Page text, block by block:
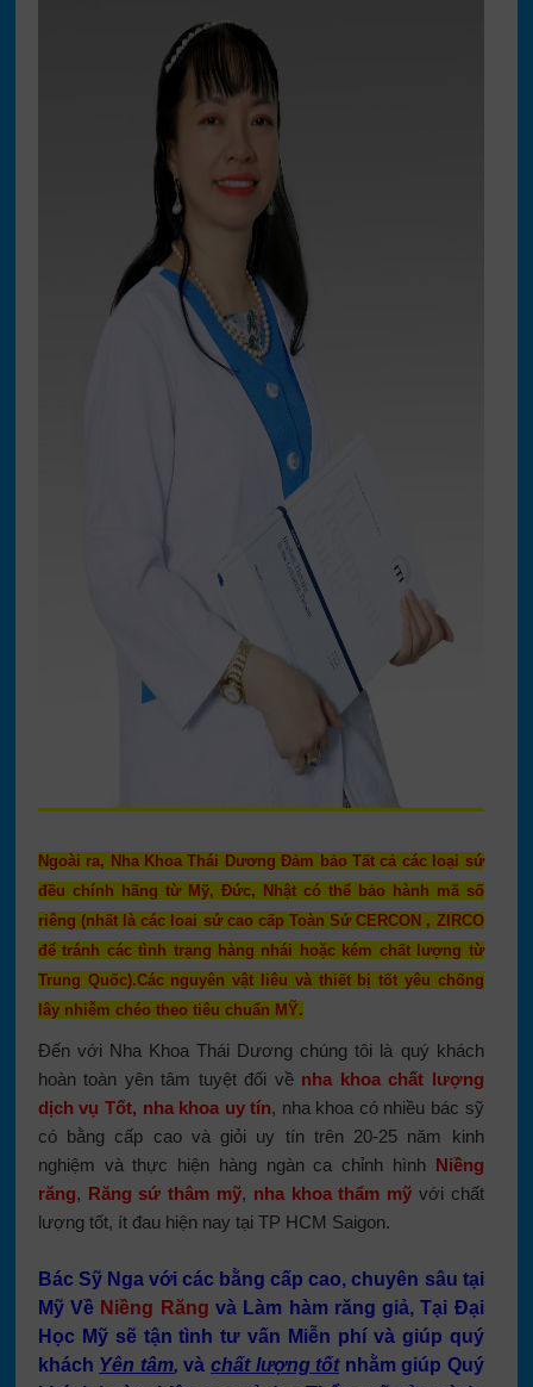
Ngoài ra, Nha Khoa Thái Dương Đảm bảo Tất cả các loại sứ
đều chính hãng từ Mỹ, Đức, Nhật có thể bảo hành mã số
riêng (nhất là các loai sứ cao cấp Toàn Sứ CERCON , ZIRCO
để tránh các tình trạng hàng nhái hoặc kém chất lượng từ
Trung Quốc).Các nguyên vật liêu và thiết bị tốt yêu chống
lây nhiễm chéo theo tiêu chuẩn MỸ.
Đến với Nha Khoa Thái Dương chúng tôi là quý khách
hoàn toàn yên tâm tuyệt đối về nha khoa chất lượng
dịch vụ Tốt, nha khoa uy tín, nha khoa có nhiều bác sỹ
có bằng cấp cao và giỏi uy tín trên 20-25 năm kinh
nghiệm và thực hiện hàng ngàn ca chỉnh hình Niềng
răng, Răng sứ thâm mỹ, nha khoa thẩm mỹ với chất
lượng tốt, ít đau hiện nay tại TP HCM Saigon.
Bác Sỹ Nga với các bằng cấp cao, chuyên sâu tại
Mỹ Về Niềng Răng và Làm hàm răng giả, Tại Đại
Học Mỹ sẽ tận tình tư vấn Miễn phí và giúp quý
khách Yên tâm, và chất lượng tốtnhằm giúp Quý